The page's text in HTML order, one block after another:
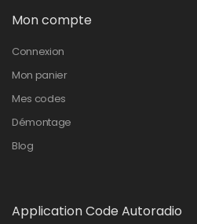
Mon compte
Connexion
Mon panier
Mes codes
Démontage
Blog
Application Code Autoradio